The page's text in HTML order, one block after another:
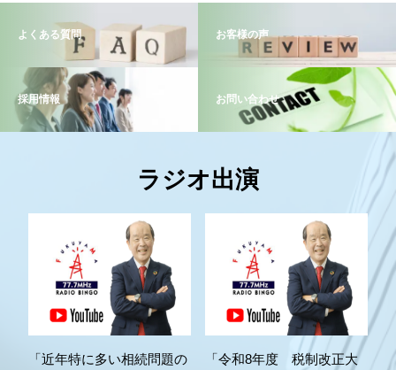
よくある質問 お客様の声
採用情報 お問い合わせ
ラジオ出演
「近年特に多い相続問題の
「令和8年度 税制改正大